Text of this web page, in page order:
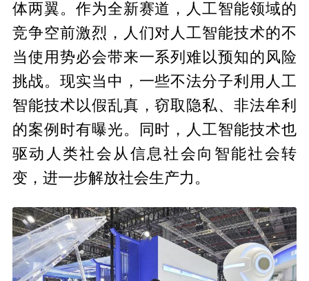
体两翼。作为全新赛道，人工智能领域的
竞争空前激烈，人们对人工智能技术的不
当使用势必会带来一系列难以预知的风险
挑战。现实当中，一些不法分子利用人工
智能技术以假乱真，窃取隐私、非法牟利
的案例时有曝光。同时，人工智能技术也
驱动人类社会从信息社会向智能社会转
变，进一步解放社会生产力。